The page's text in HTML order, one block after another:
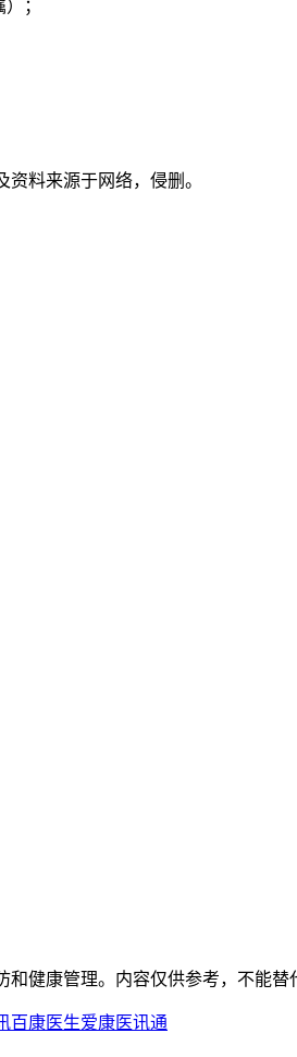
；
料来源于网络，侵删。
健康管理。内容仅供参考，不能
百康医生爱康医讯通